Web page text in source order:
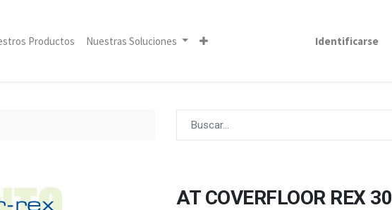
Productos Nuestras Soluciones Identificarse
AT COVERFLOOR REX 30